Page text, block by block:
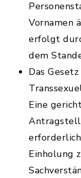
Vornamen
erfolgt
dem
Das
Eine
Einholung